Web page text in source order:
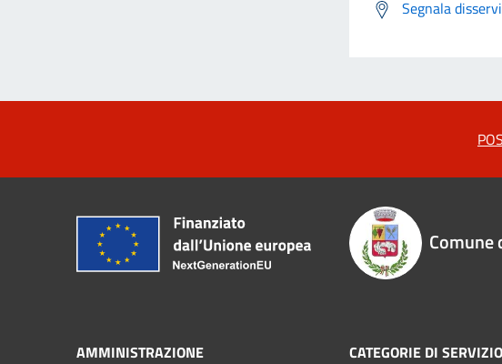
Segnala
Comune
AMMINISTRAZIONE CATEGORIE DI SERVIZIO